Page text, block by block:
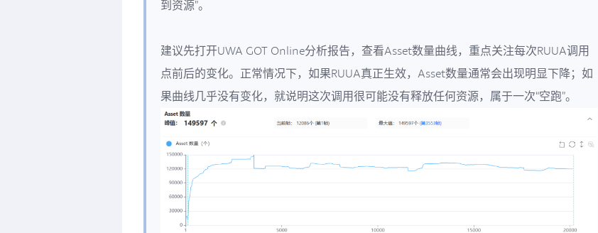
到资源”。
建议先打开UWA GOT Online分析报告，查看Asset数量曲线，重点关注每次RUUA调用
点前后的变化。正常情况下，如果RUUA真正生效，Asset数量通常会出现明显下降；如
果曲线几乎没有变化，就说明这次调用很可能没有释放任何资源，属于一次“空跑”。